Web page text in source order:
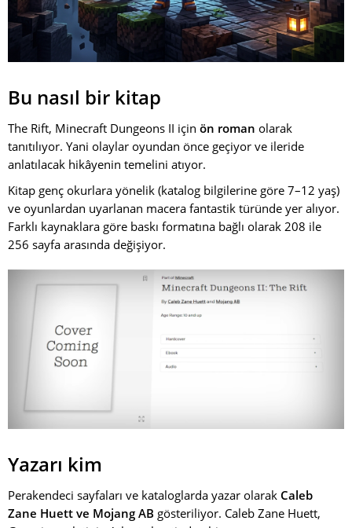
Bu nasıl bir kitap
The Rift, Minecraft Dungeons II için ön roman olarak
tanıtılıyor. Yani olaylar oyundan önce geçiyor ve ileride
anlatılacak hikâyenin temelini atıyor.
Kitap genç okurlara yönelik (katalog bilgilerine göre 7–12 yaş)
ve oyunlardan uyarlanan macera fantastik türünde yer alıyor.
Farklı kaynaklara göre baskı formatına bağlı olarak 208 ile
256 sayfa arasında değişiyor.
Yazarı kim
Perakendeci sayfaları ve kataloglarda yazar olarak Caleb
Zane Huett ve Mojang AB gösteriliyor. Caleb Zane Huett,